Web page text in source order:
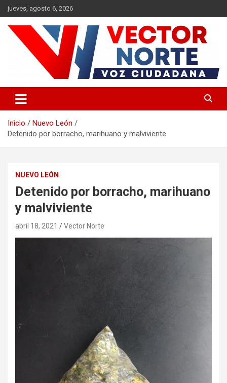
Saltar
al
contenido
jueves, agosto 6, 2026
Vector Norte
Inicio
Nuevo León
Detenido por borracho, marihuano y malviviente
NUEVO LEÓN
Detenido por borracho, marihuano
y malviviente
abril 18, 2021 Vector Norte